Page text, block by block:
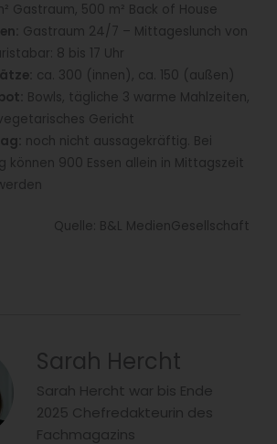
Gastraum, 500 m² Back of House
Gastraum 24/7 – Mittageslunch von
8 bis 17 Uhr
ca. 300 (innen), ca. 150 (außen)
Bowls, tägliche 3 warme Mahlzeiten,
Gericht
noch nicht aussagekräftig. Bei
können 900 Essen allein in Mittagszeit
Quelle: B&L MedienGesellschaft
Sarah Hercht
Sarah Hercht war bis Ende
2025 Chefredakteurin des
Fachmagazins